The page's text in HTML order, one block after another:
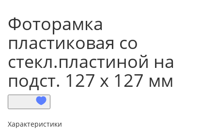
Фоторамка
пластиковая со
стекл.пластиной на
подст. 127 х 127 мм
Характеристики